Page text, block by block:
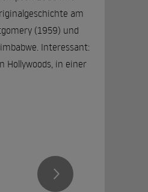
am
(1959) und
Interessant:
Hollywoods, in einer